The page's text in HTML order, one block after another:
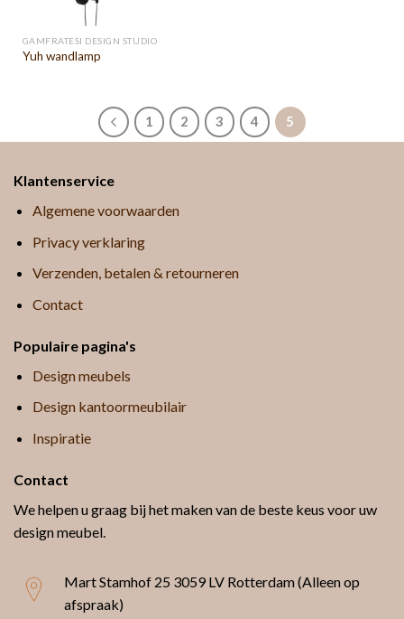
GAMFRATESI DESIGN STUDIO
Yuh wandlamp
1 2 3 4 5
Klantenservice
Algemene voorwaarden
Privacy verklaring
Verzenden, betalen & retourneren
Contact
Populaire pagina's
Design meubels
Design kantoormeubilair
Inspiratie
Contact
We helpen u graag bij het maken van de beste keus voor uw
design meubel.
Mart Stamhof 25 3059 LV Rotterdam (Alleen op
afspraak)